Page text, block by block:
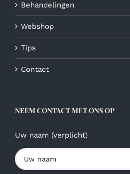
Behandelingen
Webshop
Tips
Contact
NEEM CONTACT MET ONS OP
Uw naam (verplicht)